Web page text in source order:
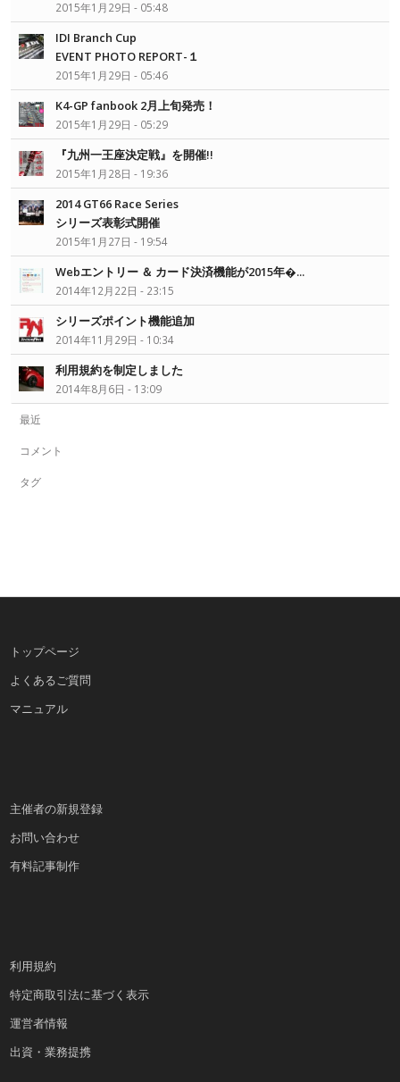
2015年1月29日 - 05:48
IDI Branch Cup
EVENT PHOTO REPORT-１
2015年1月29日 - 05:46
K4-GP fanbook 2月上旬発売！
2015年1月29日 - 05:29
『九州一王座決定戦』を開催!!
2015年1月28日 - 19:36
2014 GT66 Race Series
シリーズ表彰式開催
2015年1月27日 - 19:54
Webエントリー ＆ カード決済機能が2015年�...
2014年12月22日 - 23:15
シリーズポイント機能追加
2014年11月29日 - 10:34
利用規約を制定しました
2014年8月6日 - 13:09
最近
コメント
タグ
トップページ
よくあるご質問
マニュアル
主催者の新規登録
お問い合わせ
有料記事制作
利用規約
特定商取引法に基づく表示
運営者情報
出資・業務提携